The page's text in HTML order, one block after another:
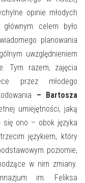
opinie młodych
celem było
planowania
uwzględnieniem
Tym razem, zajęcia
przez młodego
– Bartosza
umiejętności, jaką
się ono – obok języka
językiem, który
poziomie,
w nim zmiany.
im. Feliksa